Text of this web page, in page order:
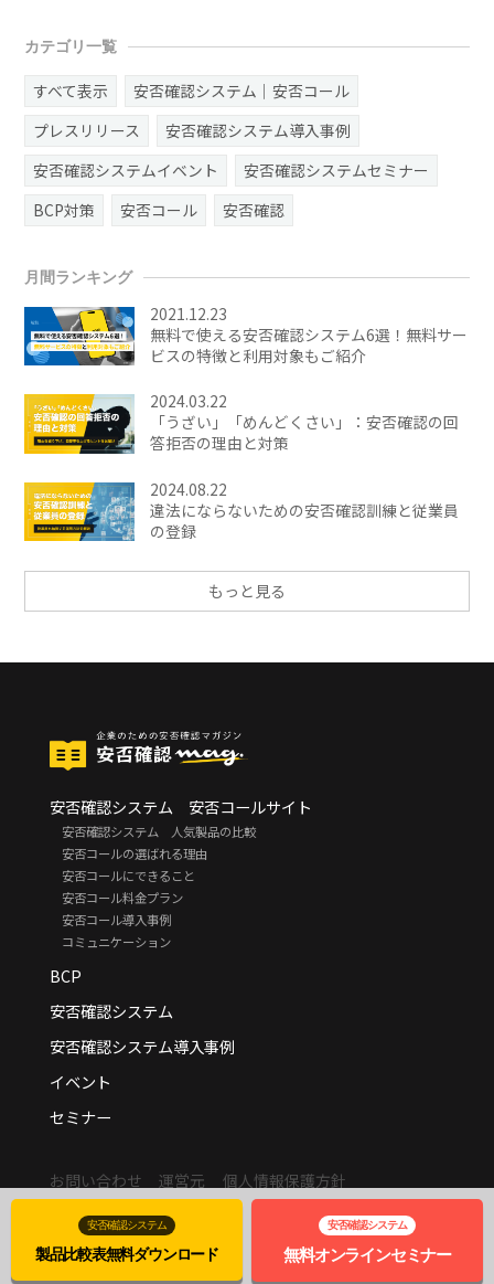
安否確認システム
製品比較表無料ダウンロード
安否確認システム
無料オンラインセミナー
カテゴリ一覧
すべて表示
安否確認システム｜安否コール
プレスリリース
安否確認システム導入事例
安否確認システムイベント
安否確認システムセミナー
BCP対策
安否コール 安否確認
月間ランキング
2021.12.23
無料で使える安否確認システム6選！無料サー
ビスの特徴と利用対象もご紹介
2024.03.22
「うざい」「めんどくさい」：安否確認の回
答拒否の理由と対策
2024.08.22
違法にならないための安否確認訓練と従業員
の登録
もっと見る
安否確認システム 安否コールサイト
安否確認システム 人気製品の比較
安否コールの選ばれる理由
安否コールにできること
安否コール料金プラン
安否コール導入事例
コミュニケーション
BCP
安否確認システム
安否確認システム導入事例
イベント
セミナー
お問い合わせ 運営元 個人情報保護方針